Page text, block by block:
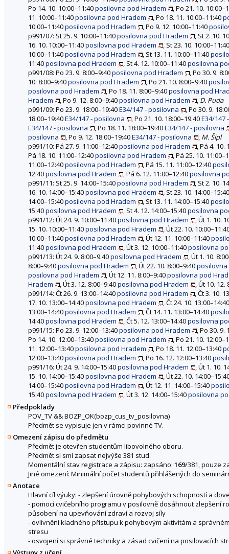
Po 14. 10. 10:00–11:40posilovna pod Hradem
, Po 21. 10.
11. 10:00–11:40posilovna pod Hradem , Po 18. 11. 10:00–11:40
10:00–11:40posilovna pod Hradem , Po 9. 12. 10:00–11:40
p991/07: St 25. 9. 10:00–11:40posilovna pod Hradem
, St 2. 10.
16. 10. 10:00–11:40posilovna pod Hradem
, St 23. 10.
10:00–11:40posilovna pod Hradem , St 13. 11. 10:00–11:40
11:40posilovna pod Hradem , St 4. 12. 10:00–11:40posilovna
p991/08: Po 23. 9. 8:00–9:40posilovna pod Hradem
, Po 30. 9.
10. 8:00–9:40posilovna pod Hradem , Po 21. 10. 8:00–9:40
posilovna pod Hradem
, Po 18. 11. 8:00–9:40posilovna pod
Hradem
, Po 9. 12. 8:00–9:40posilovna pod Hradem , D. Puda
p991/09: Po 23. 9. 18:00–19:40E34/147 - posilovna
, Po 30. 9.
18:00–19:40E34/147 - posilovna , Po 21. 10. 18:00–19:40E34/147
E34/147 - posilovna
, Po 18. 11. 18:00–19:40E34/147 - posilovna
posilovna
, Po 9. 12. 18:00–19:40E34/147 - posilovna , M. Šipl
p991/10: Pá 27. 9. 11:00–12:40posilovna pod Hradem
, Pá 4. 10.
Pá 18. 10. 11:00–12:40posilovna pod Hradem
, Pá 25. 10.
11:00–12:40posilovna pod Hradem , Pá 15. 11. 11:00–12:40
12:40posilovna pod Hradem , Pá 6. 12. 11:00–12:40posilovna
p991/11: St 25. 9. 14:00–15:40posilovna pod Hradem
, St 2. 10.
16. 10. 14:00–15:40posilovna pod Hradem
, St 23. 10.
14:00–15:40posilovna pod Hradem , St 13. 11. 14:00–15:40
15:40posilovna pod Hradem , St 4. 12. 14:00–15:40posilovna
p991/12: Út 24. 9. 10:00–11:40posilovna pod Hradem
, Út 1. 10.
15. 10. 10:00–11:40posilovna pod Hradem
, Út 22. 10.
10:00–11:40posilovna pod Hradem , Út 12. 11. 10:00–11:40
11:40posilovna pod Hradem , Út 3. 12. 10:00–11:40posilovna
p991/13: Út 24. 9. 8:00–9:40posilovna pod Hradem
, Út 1. 10.
8:00–9:40posilovna pod Hradem , Út 22. 10. 8:00–9:40posilovna
posilovna pod Hradem
, Út 12. 11. 8:00–9:40posilovna pod
Hradem
, Út 3. 12. 8:00–9:40posilovna pod Hradem
, Út 10. 12.
p991/14: Čt 26. 9. 13:00–14:40posilovna pod Hradem
, Čt 3. 10.
17. 10. 13:00–14:40posilovna pod Hradem
, Čt 24. 10.
13:00–14:40posilovna pod Hradem , Čt 14. 11. 13:00–14:40
14:40posilovna pod Hradem , Čt 5. 12. 13:00–14:40posilovna
p991/15: Po 23. 9. 12:00–13:40posilovna pod Hradem
, Po 30. 9.
Po 14. 10. 12:00–13:40posilovna pod Hradem
, Po 21. 10.
11. 12:00–13:40posilovna pod Hradem , Po 18. 11. 12:00–13:40
12:00–13:40posilovna pod Hradem , Po 16. 12. 12:00–13:40
p991/16: Út 24. 9. 14:00–15:40posilovna pod Hradem
, Út 1. 10.
15. 10. 14:00–15:40posilovna pod Hradem
, Út 22. 10.
14:00–15:40posilovna pod Hradem , Út 12. 11. 14:00–15:40
15:40posilovna pod Hradem , Út 3. 12. 14:00–15:40posilovna
Předpoklady
POV_TV&&BOZP_OK(bozp_cus_tv_posilovna)
Předmět se vypisuje jen v rámci povinné TV.
Omezení zápisu do předmětu
Předmět je otevřen studentům libovolného oboru.
Předmět si smí zapsat nejvýše 381 stud.
Momentální stav registrace a zápisu: zapsáno: 169/381, pouze
Jiné omezení: Minimální počet studentů přihlášených do
Anotace
Hlavní cíl výuky: - zlepšení úrovně pohybových schopností a
- pomocí cvičebního programu v posilovně dosáhnout zlepšení
působení na upevňování zdraví a rozvoj síly
- ovlivnění kladného přístupu k pohybovým aktivitám a
stresu
- osvojení si správné techniky a zásad cvičení na posilovacích